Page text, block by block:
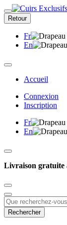
Retour
Fr
En
Accueil
Connexion
Inscription
Fr
En
Livraison gratuite
Rechercher